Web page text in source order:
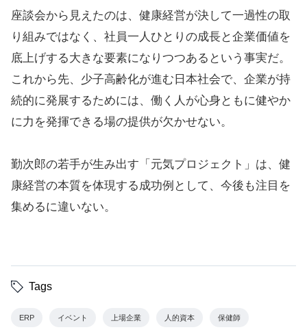
座談会から見えたのは、健康経営が決して一過性の取
り組みではなく、社員一人ひとりの成長と企業価値を
底上げする大きな要素になりつつあるという事実だ。
これから先、少子高齢化が進む日本社会で、企業が持
続的に発展するためには、働く人が心身ともに健やか
に力を発揮できる場の提供が欠かせない。
勤次郎の若手が生み出す「元気プロジェクト」は、健
康経営の本質を体現する成功例として、今後も注目を
集めるに違いない。
Tags
ERP イベント 上場企業 人的資本 保健師